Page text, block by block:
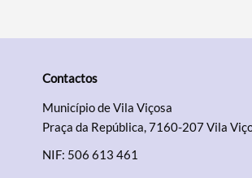
Contactos
Município de Vila Viçosa
Praça da República, 7160-207 Vila
NIF: 506 613 461